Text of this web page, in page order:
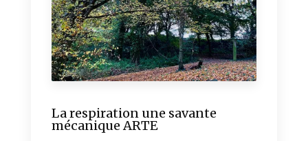
La respiration une savante
mécanique ARTE